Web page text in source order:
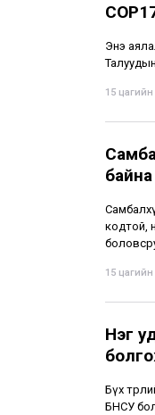
Энэ
15 цагийн
байна
кодтой,
15 цагийн
Нэг
Бүх
БНСУ